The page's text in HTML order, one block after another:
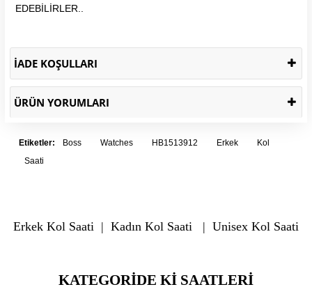
EDEBİLİRLER..
İADE KOŞULLARI
ÜRÜN YORUMLARI
Etiketler: Boss Watches HB1513912 Erkek
Kol
Saati
Erkek Kol Saati | Kadın Kol Saati | Unisex Kol Saati
KATEGORIDE KI SAATLERI